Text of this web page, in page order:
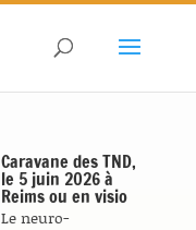
Caravane des TND,
le 5 juin 2026 à
Reims ou en visio
Le neuro-